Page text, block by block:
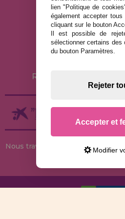
MENTIONS
POLITIQUE DE
POLITIQUE DE
RETOURS / DROIT DE
Nous travaillons avec des
des livraisons
lien "Politique de
également accepter
cliquant sur le bouton
Il est possible de
sélectionner certains des
du bouton Paramètres.
Rejeter
Accepter et
Modifier